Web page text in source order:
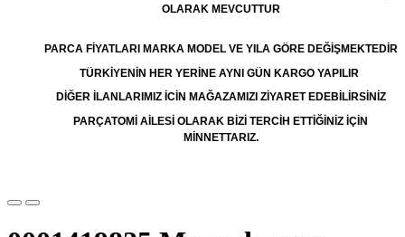
OLARAK MEVCUTTUR
PARCA FİYATLARI MARKA MODEL VE YILA GÖRE DEĞİŞMEKTEDİR
TÜRKİYENİN HER YERİNE AYNI GÜN KARGO YAPILIR
DİĞER İLANLARIMIZ İCİN MAĞAZAMIZI ZİYARET EDEBİLİRSİNİZ
PARÇATOMİ AİLESİ OLARAK BİZİ TERCİH ETTİĞİNİZ İÇİN
MİNNETTARIZ.